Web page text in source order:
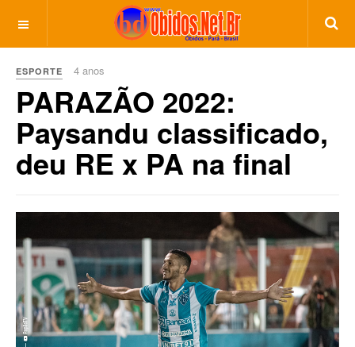
ESPORTE 4 anos
PARAZÃO 2022:
Paysandu classificado,
deu RE x PA na final